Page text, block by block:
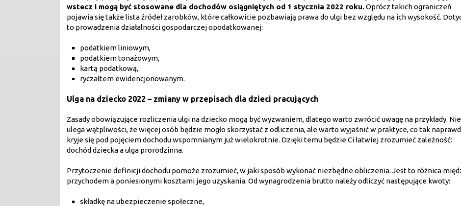
wstecz i mogą być stosowane dla dochodów osiągniętych od 1 stycznia 2022 roku.Oprócz takich ograniczeń
pojawia się także lista źródeł zarobków, które całkowicie pozbawiają prawa do ulgi bez względu na ich wysokość.
to prowadzenia działalności gospodarczej opodatkowanej:
podatkiem liniowym,
podatkiem tonażowym,
kartą podatkową,
ryczałtem ewidencjonowanym.
Ulga na dziecko 2022 – zmiany w przepisach dla dzieci pracujących
Zasady obowiązujące rozliczenia ulgi na dziecko mogą być wyzwaniem, dlatego warto zwrócić uwagę na przykłady. Nie
ulega wątpliwości, że więcej osób będzie mogło skorzystać z odliczenia, ale warto wyjaśnić w praktyce, co tak
kryje się pod pojęciem dochodu wspomnianym już wielokrotnie. Dzięki temu będzie Ci łatwiej zrozumieć zależność:
dochód dziecka a ulga prorodzinna.
Przytoczenie definicji dochodu pomoże zrozumieć, w jaki sposób wykonać niezbędne obliczenia. Jest to różnica
przychodem a poniesionymi kosztami jego uzyskania. Od wynagrodzenia brutto należy odliczyć następujące kwoty:
składkę na ubezpieczenie społeczne,